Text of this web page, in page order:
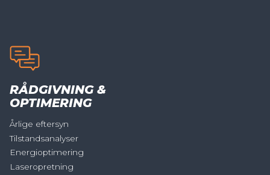
RÅDGIVNING &
OPTIMERING
Årlige eftersyn
Tilstandsanalyser
Energioptimering
Laseropretning